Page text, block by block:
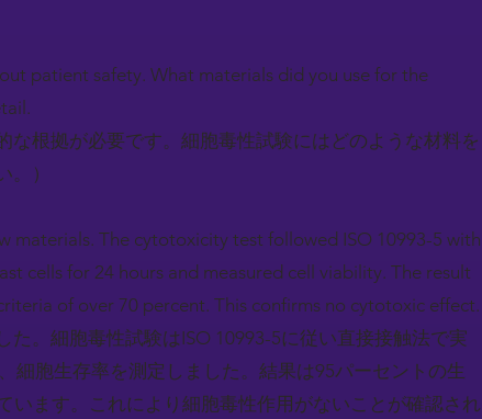
patient safety. What materials did you use for the
な根拠が必要です。細胞毒性試験にはどのような材料を
）
The cytotoxicity test followed ISO 10993-5 with
cells for 24 hours and measured cell viability. The result
of over 70 percent. This confirms no cytotoxic effect.
た。細胞毒性試験はISO 10993-5に従い直接接触法で実
細胞生存率を測定しました。結果は95パーセントの生
います。これにより細胞毒性作用がないことが確認され